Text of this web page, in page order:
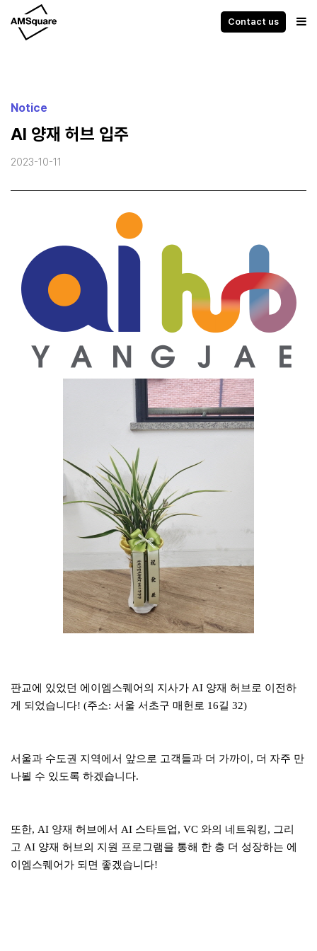
Contact us
Notice
AI 양재 허브 입주
2023-10-11
판교에 있었던 에이엠스퀘어의 지사가 AI 양재 허브로 이전하
게 되었습니다! (주소: 서울 서초구 매헌로 16길 32)
서울과 수도권 지역에서 앞으로 고객들과 더 가까이, 더 자주 만
나뵐 수 있도록 하겠습니다.
또한, AI 양재 허브에서 AI 스타트업, VC 와의 네트워킹, 그리
고 AI 양재 허브의 지원 프로그램을 통해 한 층 더 성장하는 에
이엠스퀘어가 되면 좋겠습니다!